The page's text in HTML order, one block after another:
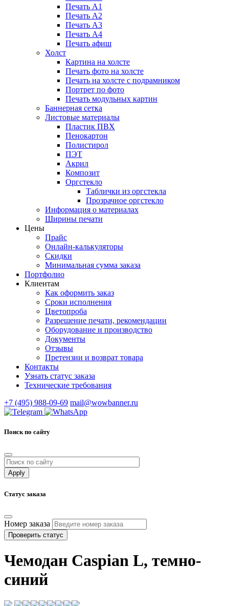
Печать А1
Печать А2
Печать А3
Печать А4
Печать афиш
Холст
Картина на холсте
Печать фото на холсте
Печать на холсте с подрамником
Портрет по фото
Печать модульных картин
Баннерная сетка
Листовые материалы
Пластик ПВХ
Пенокартон
Полистирол
ПЭТ
Акрил
Композит
Оргстекло
Таблички из оргстекла
Прозрачное оргстекло
Информация о материалах
Ширины печати
Цены
Прайс
Онлайн-калькуляторы
Скидки
Минимальная сумма заказа
Портфолио
Клиентам
Как оформить заказ
Сроки исполнения
Цветопроба
Разрешение печати, рекомендации
Оборудование и производство
Документы
Отзывы
Претензии и возврат товара
Контакты
Узнать статус заказа
Технические требования
+7 (495) 988-09-69 mail@wowbanner.ru
Поиск по сайту
Статус заказа
Номер заказа
Проверить статус
Чемодан Caspian L, темно-
синий